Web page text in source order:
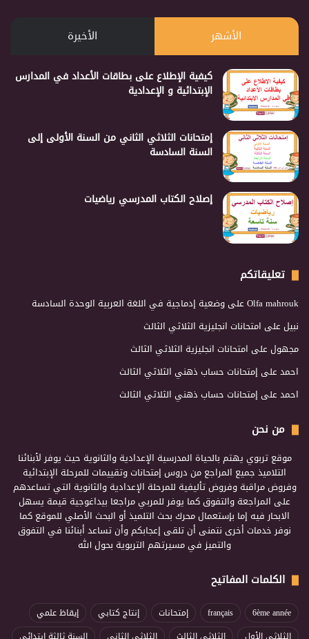
الأشهر الأخيرة
كيفية الإطلاع على بطاقات الأعداد في المدارس
الإبتدائية و الإعدادية
إمتحانات الثلاثي الثاني من السنة الأولى إلى
السنة السادسة
إصلاح الكتاب المدرسي رياضيات
تعليقاتكم
Olfa mahroukعلى وضعية إدماجية في اللغة العربية الوحدة السادسة
نبيلعلى امتحانات انجليزية الثلاثي الثالث
مجهولعلى امتحانات انجليزية الثلاثي الثالث
احمدعلى إمتحانات حساب ذهني الثلاثي الثالث
احمدعلى إمتحانات حساب ذهني الثلاثي الثالث
من نحن
موقع تربوي يهتم بالحياة المدرسية الإعدادية والثانوية حيث يوفر لأبنائنا
التلاميذ جميع المراجع من دروس إمتحانات وتقييمات للمرحلة الإبتدائية
وفروض مراقبة وفروض تأليفية للمرحلة الإعدادية والثانوية التي تساعدهم
على المراجعة والتفوق كما يوفر للمربي مراجعا بيداغوجية قيمة يسهل
الابحار فيه إما بإستعمال محرك بحث التلميذ أو البحث الأصلي للموقع كما
نوفر خدمات أخرى نتمنى أن تلقى إعجابكم وأن تساعد أبنائنا في التفوق
والتميز في مسيرتهم التربوية بحول الله
الكلمات المفاتيح
6ème année
français إمتحانات إنتاج كتابي
إيقاظ علمي